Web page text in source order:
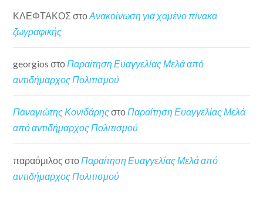
ΚΛΕΦΤΑΚΟΣ στοΑνακοίνωση για χαμένο πίνακα
ζωγραφικής
georgios στοΠαραίτηση Ευαγγελίας Μελά από
αντιδήμαρχος Πολιτισμού
Παναγιώτης ΚονιδάρηςστοΠαραίτηση Ευαγγελίας Μελά
από αντιδήμαρχος Πολιτισμού
παραόμιλος στο Παραίτηση Ευαγγελίας Μελά από
αντιδήμαρχος Πολιτισμού